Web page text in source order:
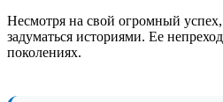
Несмотря на свой огромный
задуматься историями. Ее
поколениях.